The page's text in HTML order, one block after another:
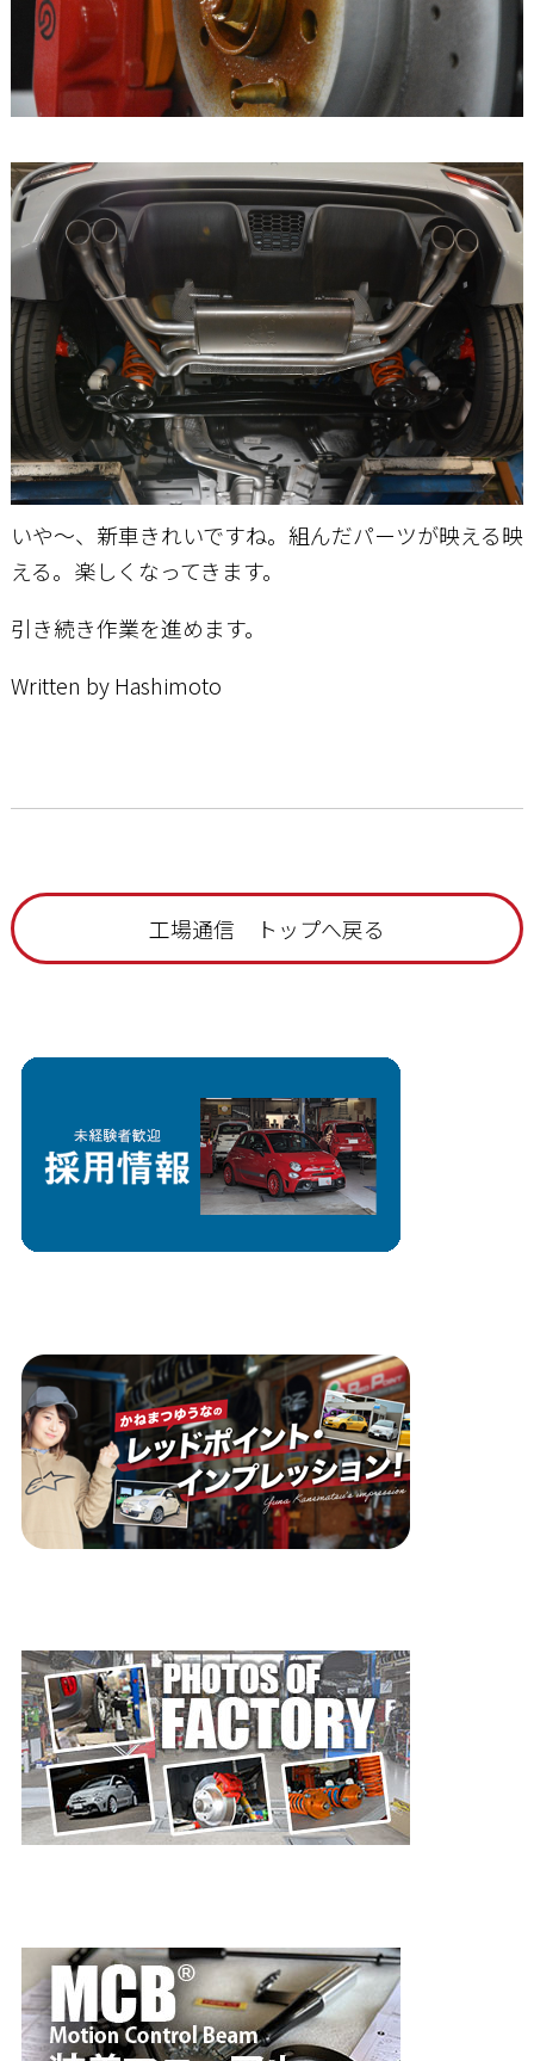
いや～、新車きれいですね。組んだパーツが映える映
える。楽しくなってきます。
引き続き作業を進めます。
Written by Hashimoto
工場通信 トップへ戻る